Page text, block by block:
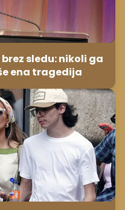
sledu: nikoli ga
ena tragedija